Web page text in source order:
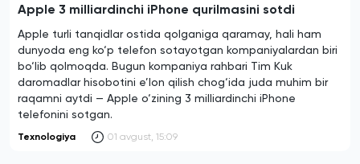
Apple 3 milliardinchi iPhone qurilmasini sotdi
Apple turli tanqidlar ostida qolganiga qaramay, hali ham
dunyoda eng ko‘p telefon sotayotgan kompaniyalardan biri
bo‘lib qolmoqda. Bugun kompaniya rahbari Tim Kuk
daromadlar hisobotini e’lon qilish chog‘ida juda muhim bir
raqamni aytdi — Apple o‘zining 3 milliardinchi iPhone
telefonini sotgan.
Texnologiya 01 avgust, 15:09